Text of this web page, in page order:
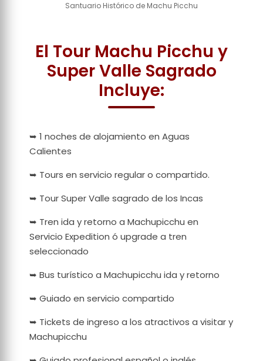
Santuario Histórico de Machu Picchu
El Tour Machu Picchu y
Super Valle Sagrado
Incluye:
➥ 1 noches de alojamiento en Aguas
Calientes
➥ Tours en servicio regular o compartido.
➥ Tour Super Valle sagrado de los Incas
➥ Tren ida y retorno a Machupicchu en
Servicio Expedition ó upgrade a tren
seleccionado
➥ Bus turístico a Machupicchu ida y retorno
➥ Guiado en servicio compartido
➥ Tickets de ingreso a los atractivos a visitar y
Machupicchu